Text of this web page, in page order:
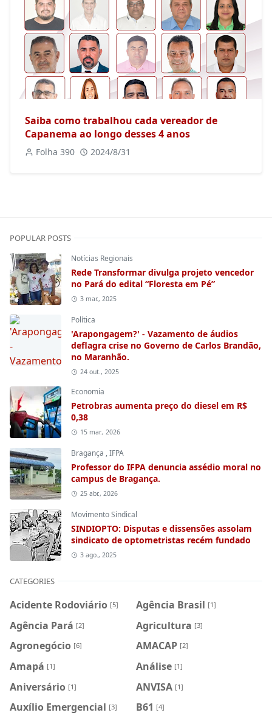
Saiba como trabalhou cada vereador de
Capanema ao longo desses 4 anos
Folha 390 2024/8/31
POPULAR POSTS
Notícias Regionais
Rede Transformar divulga projeto vencedor
no Pará do edital “Floresta em Pé”
3 mar., 2025
Política
'Arapongagem?' - Vazamento de áudios
deflagra crise no Governo de Carlos Brandão,
no Maranhão.
24 out., 2025
Economia
Petrobras aumenta preço do diesel em R$
0,38
15 mar., 2026
Bragança ,IFPA
Professor do IFPA denuncia assédio moral no
campus de Bragança.
25 abr., 2026
Movimento Sindical
SINDIOPTO: Disputas e dissensões assolam
sindicato de optometristas recém fundado
3 ago., 2025
CATEGORIES
Acidente Rodoviário [5] Agência Brasil [1]
Agência Pará [2] Agricultura [3]
Agronegócio [6] AMACAP [2]
Amapá [1] Análise [1]
Aniversário [1] ANVISA [1]
Auxílio Emergencial [3] B61 [4]